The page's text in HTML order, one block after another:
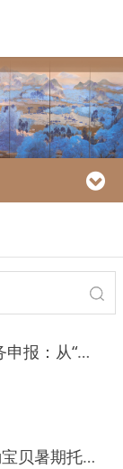
海勤动态 | 境外投资税务申报：从“被动暴露”到“主动合规”专题沙龙成功举办
当律所遇上“10后”｜海勤宝贝暑期托管日，遇见不一样的假期